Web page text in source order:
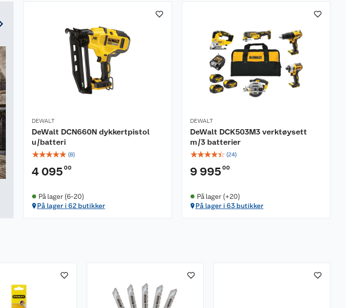
DEWALT
DeWalt DCN660N dykkertpistol
u/batteri
☆☆☆☆☆ (8)
4 095 00
På lager (6-20)
På lager i 62 butikker
DEWALT
DeWalt DCK503M3 verktøysett
m/3 batterier
☆☆☆☆☆ (24)
9 995 00
På lager (+20)
På lager i 63 butikker